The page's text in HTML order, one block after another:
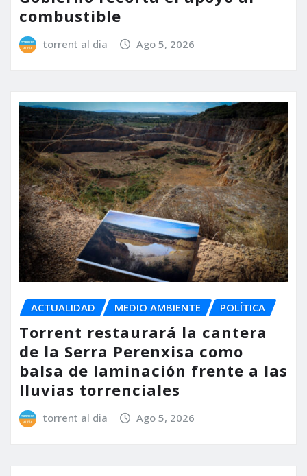
combustible
torrent al dia Ago 5, 2026
ACTUALIDAD MEDIO AMBIENTE POLÍTICA
Torrent restaurará la cantera
de la Serra Perenxisa como
balsa de laminación frente a las
lluvias torrenciales
torrent al dia Ago 5, 2026